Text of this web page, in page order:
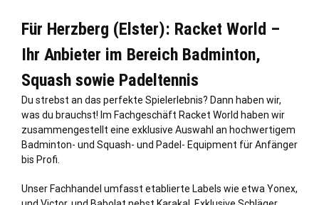
Für Herzberg (Elster): Racket World –
Ihr Anbieter im Bereich Badminton,
Squash sowie Padeltennis
Du strebst an das perfekte Spielerlebnis? Dann haben wir,
was du brauchst! Im Fachgeschäft Racket World haben wir
zusammengestellt eine exklusive Auswahl an hochwertigem
Badminton- und Squash- und Padel- Equipment für Anfänger
bis Profi.
Unser Fachhandel umfasst etablierte Labels wie etwa Yonex,